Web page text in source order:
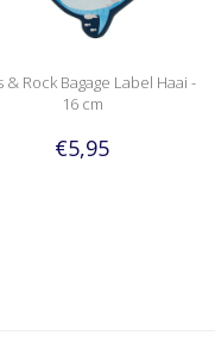
& Rock Bagage Label Haai -
16 cm
€5,95